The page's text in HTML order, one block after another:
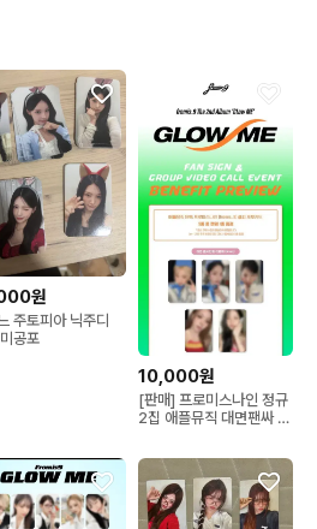
원
주토피아 닉주디
공포
10,000원
[판매] 프로미스나인 정규
2집 애플뮤직 대면팬싸 포